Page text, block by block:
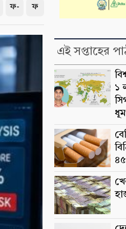
ফ- ফ
এই সপ্তাহের
১